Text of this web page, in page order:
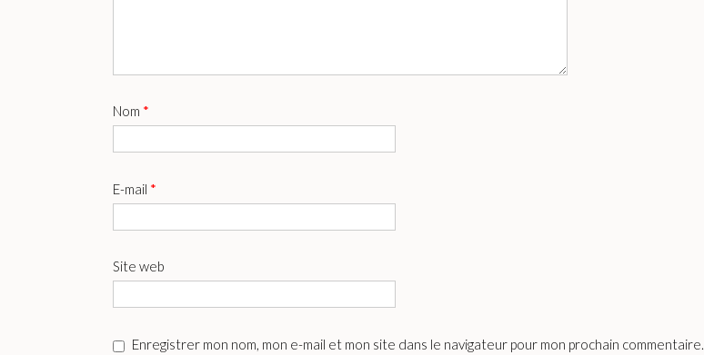
Nom *
E-mail *
Site web
Enregistrer mon nom, mon e-mail et mon site dans le navigateur pour mon prochain commentaire.